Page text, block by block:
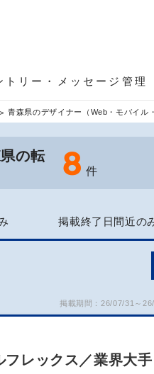
トリー・メッセージ管理
青森県のデザイナー（Web・モバイル
の転
8 件
掲載終了日間近の
掲載期間：26/07/31～
レックス／業界大手